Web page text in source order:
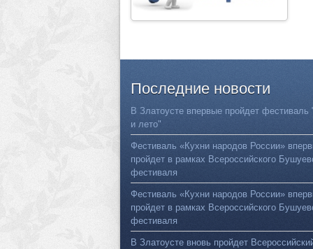
Последние новости
В Златоусте впервые пройдет фестиваль
и лето"
Фестиваль «Кухни народов России»
пройдет в рамках Всероссийского
фестиваля
Фестиваль «Кухни народов России»
пройдет в рамках Всероссийского
фестиваля
В Златоусте вновь пройдет